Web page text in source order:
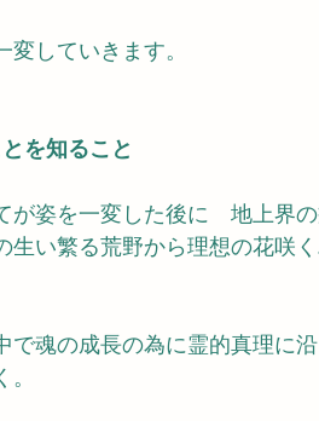
していきます。
を知ること
姿を一変した後に　地上界
生い繁る荒野から理想の花咲
魂の成長の為に霊的真理に